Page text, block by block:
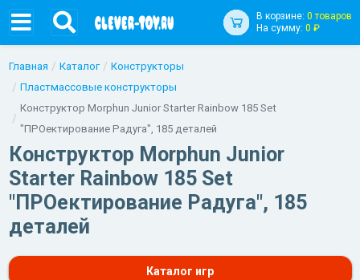
В корзине: 0 товаров
На сумму: 0 ₽
Главная Каталог
Конструкторы
Пластмассовые конструкторы
Конструктор Morphun Junior Starter Rainbow 185 Set
"ПРОектирование Радуга", 185 деталей
Конструктор Morphun Junior
Starter Rainbow 185 Set
"ПРОектирование Радуга", 185
деталей
Каталог игр